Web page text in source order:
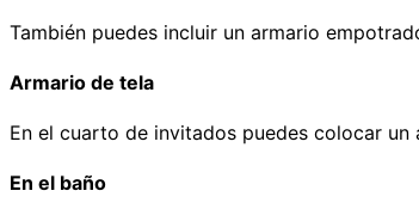
También puedes incluir un armario
Armario de tela
En el cuarto de invitados puedes colocar
En el baño